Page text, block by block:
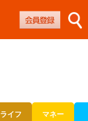
ライフ マネー